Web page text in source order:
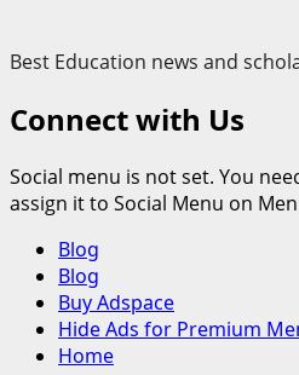
Best Education news and
Connect with Us
Social menu is not set. You
assign it to Social Menu on
Primary
Menu
Blog
Blog
Buy Adspace
Hide Ads for Premium
Home